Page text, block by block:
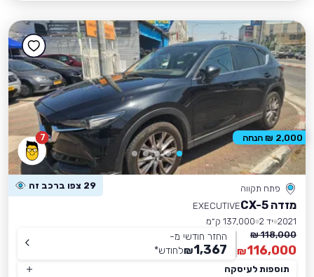
7
פתח תקווה 29 צפו ברכב זה
מזדה CX-5
EXECUTIVE
2021 יד 2
137,000 ק״מ
118,000 ₪
116,000
₪
החזר חודשי מ-
1,367
₪לחודש*
תוספות לעיסקה
2,000 ₪ הנחה